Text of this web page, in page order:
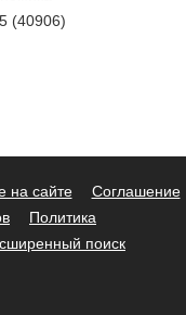
(40906)
на сайте
Соглашение
Политика
поиск